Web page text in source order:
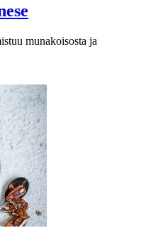
munakoisosta ja